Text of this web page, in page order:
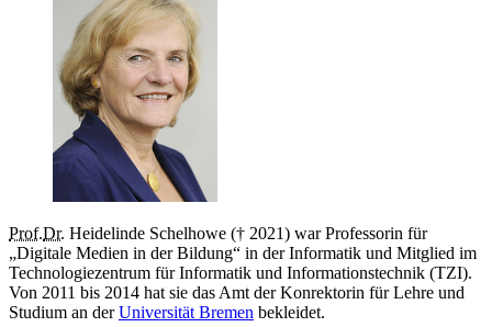
Prof.Dr. Heidelinde Schelhowe († 2021) war Professorin für
„Digitale Medien in der Bildung“ in der Informatik und Mitglied im
Technologiezentrum für Informatik und Informationstechnik (TZI).
Von 2011 bis 2014 hat sie das Amt der Konrektorin für Lehre und
Studium an derUniversität Bremen bekleidet.